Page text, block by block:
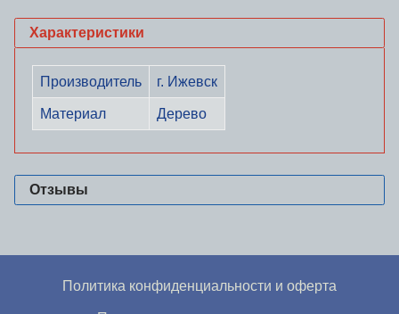
Характеристики
Производитель г. Ижевск
Материал Дерево
Отзывы
Политика конфиденциальности и оферта